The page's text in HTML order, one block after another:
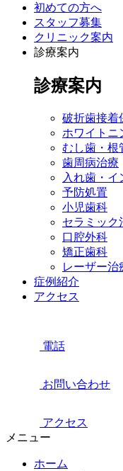
初めての方へ
スタッフ募集
クリニック案内
診療案内
診療案内
破折歯接着
ホワイトニ
むし歯・根
歯周病治療
入れ歯・イ
予防処置
小児歯科
セラミック
口腔外科
矯正歯科
レーザー治
症例紹介
アクセス
電話
お問い合わせ
アクセス
メニュー
ホーム